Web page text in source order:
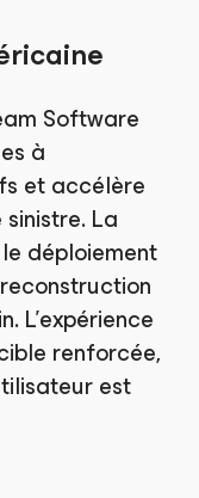
Software
à
et accélère
La
déploiement
L’expérience
renforcée,
est